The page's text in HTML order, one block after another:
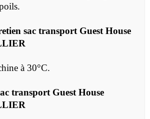
sac transport Guest House
à 30°C.
transport Guest House